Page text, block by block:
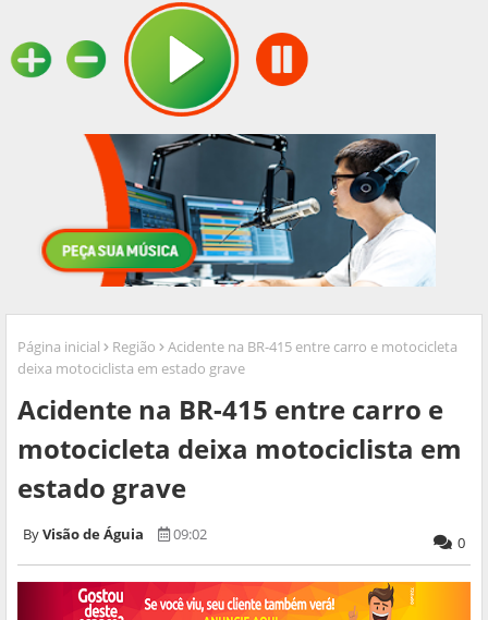
Página inicial Região
Acidente na BR-415 entre carro e motocicleta
deixa motociclista em estado grave
Acidente na BR-415 entre carro e
motocicleta deixa motociclista em
estado grave
Visão de Águia 09:02 0